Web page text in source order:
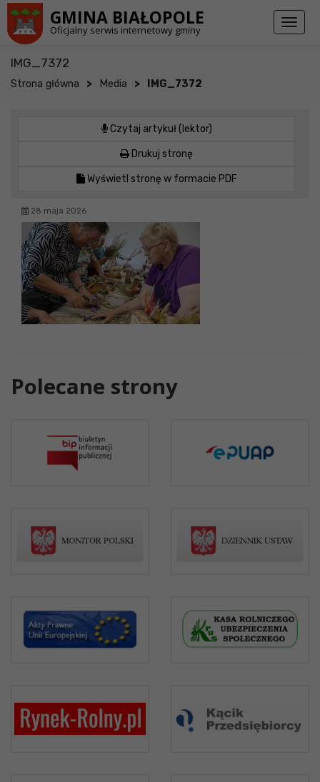
GMINA BIAŁOPOLE
Oficjalny serwis internetowy gminy
Toggle
IMG_7372
Strona główna > Media > IMG_7372
Czytaj artykuł (lektor)
Drukuj stronę
Wyświetl stronę w formacie PDF
28 maja 2026
Polecane strony